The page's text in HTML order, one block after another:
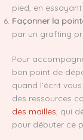
pied, en
Façonner la
par un grafting
Pour
bon point de
quand l’écrit
des ressources
des mailles , qui
pour débuter ce